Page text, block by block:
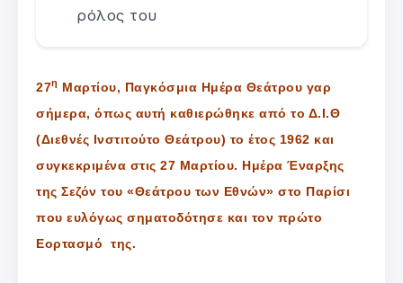
ρόλος του
27η Μαρτίου, Παγκόσμια Ημέρα Θεάτρου γαρ
σήμερα, όπως αυτή καθιερώθηκε από το Δ.Ι.Θ
(Διεθνές Ινστιτούτο Θεάτρου) το έτος 1962 και
συγκεκριμένα στις 27 Μαρτίου. Ημέρα Έναρξης
της Σεζόν του «Θεάτρου των Εθνών» στο Παρίσι
που ευλόγως σηματοδότησε και τον πρώτο
Εορτασμό της.